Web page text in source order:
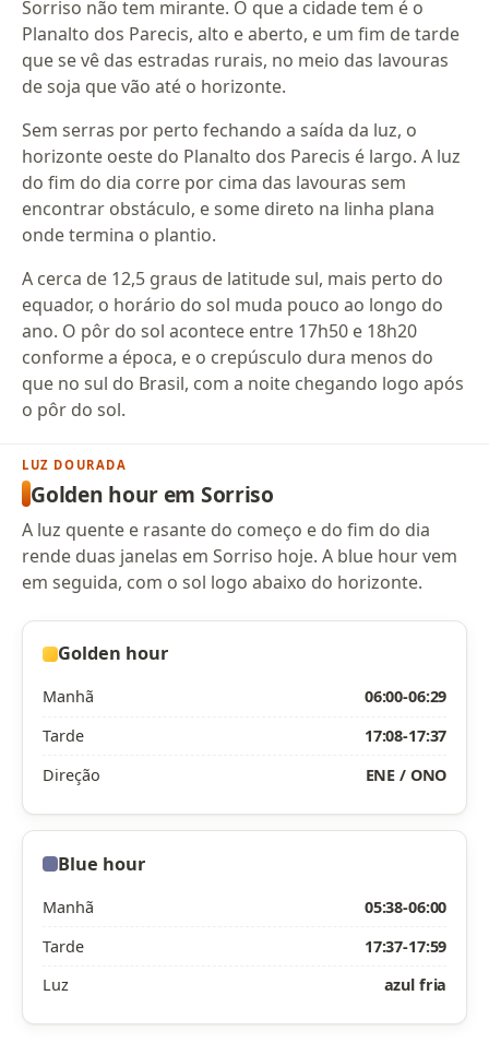
Sorriso não tem mirante. O que a cidade tem é o
Planalto dos Parecis, alto e aberto, e um fim de tarde
que se vê das estradas rurais, no meio das lavouras
de soja que vão até o horizonte.
Sem serras por perto fechando a saída da luz, o
horizonte oeste do Planalto dos Parecis é largo. A luz
do fim do dia corre por cima das lavouras sem
encontrar obstáculo, e some direto na linha plana
onde termina o plantio.
A cerca de 12,5 graus de latitude sul, mais perto do
equador, o horário do sol muda pouco ao longo do
ano. O pôr do sol acontece entre 17h50 e 18h20
conforme a época, e o crepúsculo dura menos do
que no sul do Brasil, com a noite chegando logo após
o pôr do sol.
LUZ DOURADA
Golden hour em Sorriso
A luz quente e rasante do começo e do fim do dia
rende duas janelas em Sorriso hoje. A blue hour vem
em seguida, com o sol logo abaixo do horizonte.
Golden hour
Manhã
06:00-06:29
Tarde
17:08-17:37
Direção
ENE / ONO
Blue hour
Manhã
05:38-06:00
Tarde
17:37-17:59
Luz
azul fria